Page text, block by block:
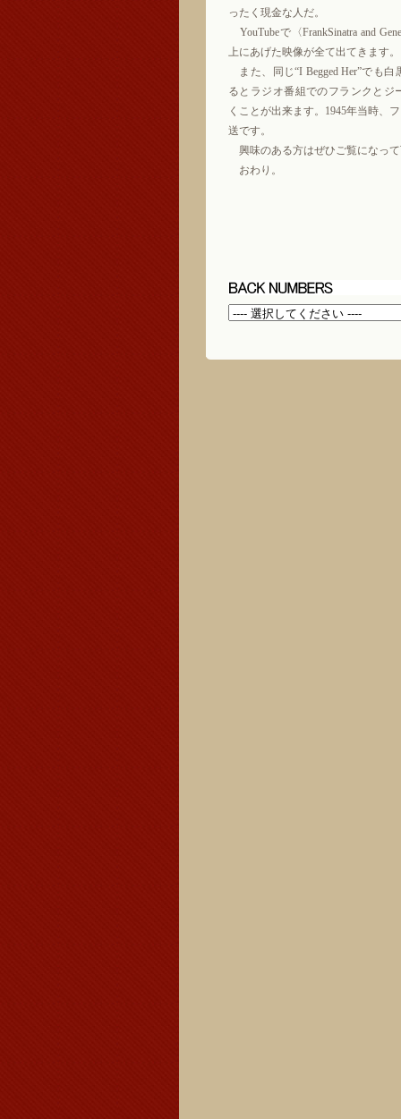
ったく現金な人だ。
YouTubeで〈FrankSinatra and
上にあげた映像が全て出てきます。
また、同じ“I Begged Her”でも
るとラジオ番組でのフランクとジ
くことが出来ます。1945年当時、
送です。
興味のある方はぜひご覧になっ
おわり。